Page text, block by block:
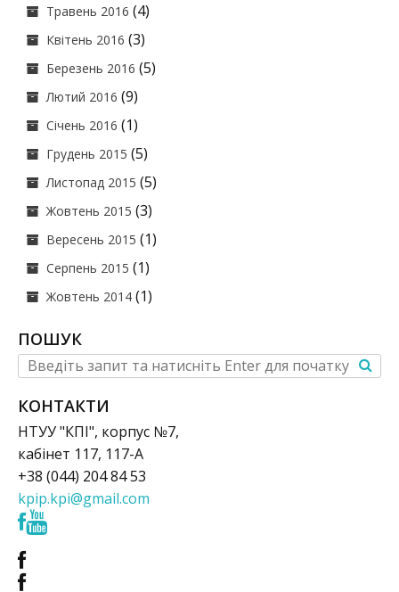
Травень 2016 (4)
Квітень 2016 (3)
Березень 2016 (5)
Лютий 2016 (9)
Січень 2016 (1)
Грудень 2015 (5)
Листопад 2015 (5)
Жовтень 2015 (3)
Вересень 2015 (1)
Серпень 2015 (1)
Жовтень 2014 (1)
ПОШУК
КОНТАКТИ
НТУУ "КПІ", корпус №7,
кабінет 117, 117-А
+38 (044) 204 84 53
kpip.kpi@gmail.com